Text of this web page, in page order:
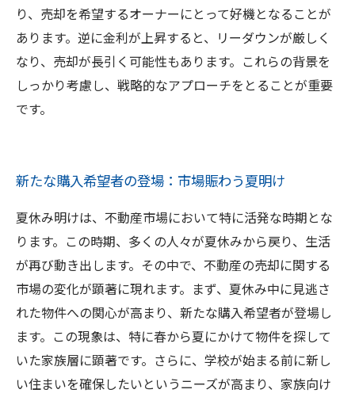
り、売却を希望するオーナーにとって好機となることが
あります。逆に金利が上昇すると、リーダウンが厳しく
なり、売却が長引く可能性もあります。これらの背景を
しっかり考慮し、戦略的なアプローチをとることが重要
です。
新たな購入希望者の登場：市場賑わう夏明け
夏休み明けは、不動産市場において特に活発な時期とな
ります。この時期、多くの人々が夏休みから戻り、生活
が再び動き出します。その中で、不動産の売却に関する
市場の変化が顕著に現れます。まず、夏休み中に見逃さ
れた物件への関心が高まり、新たな購入希望者が登場し
ます。この現象は、特に春から夏にかけて物件を探して
いた家族層に顕著です。さらに、学校が始まる前に新し
い住まいを確保したいというニーズが高まり、家族向け